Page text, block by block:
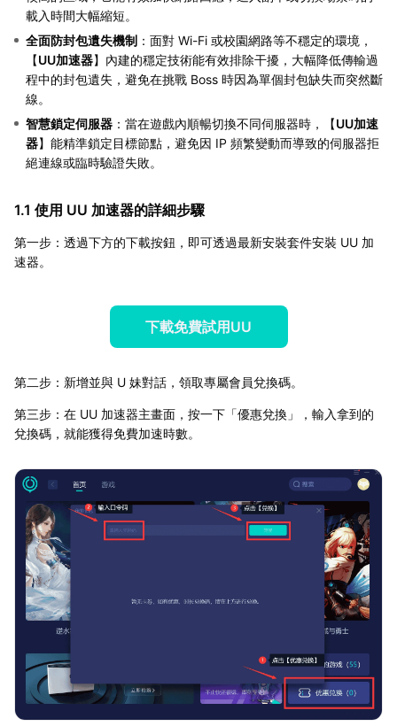
載入時間大幅縮短。
全面防封包遺失機制 ：面對 Wi-Fi 或校園網路等不穩定的環境，
【UU加速器】內建的穩定技術能有效排除干擾，大幅降低傳輸過
程中的封包遺失，避免在挑戰 Boss 時因為單個封包缺失而突然斷
線。
智慧鎖定伺服器 ：當在遊戲內順暢切換不同伺服器時，【UU加速
器】能精準鎖定目標節點，避免因 IP 頻繁變動而導致的伺服器拒
絕連線或臨時驗證失敗。
1.1 使用 UU 加速器的詳細步驟
第一步：透過下方的下載按鈕，即可透過最新安裝套件安裝 UU 加
速器。
下載免費試用UU
第二步：新增並與 U 妹對話，領取專屬會員兌換碼。
第三步：在 UU 加速器主畫面，按一下「優惠兌換」，輸入拿到的
兌換碼，就能獲得免費加速時數。